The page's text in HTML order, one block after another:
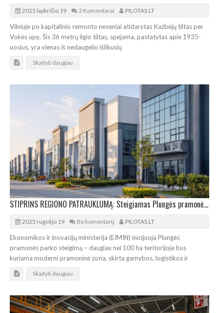
2025 lapkričio 19 2 Komentarai PILOTAS.LT
Vilniuje po kapitalinio remonto neseniai atidarytas Kazbėjų tiltas per
Vokės upę. Šis 36 metrų ilgio tiltas, spėjama, pastatytas apie 1935-
uosius, yra vienas iš nedaugelio išlikusių
Skaityti daugiau
STIPRINS REGIONO PATRAUKLUMĄ: Steigiamas Plungės pramonės parkas
2025 rugsėjo 19 Be komentarų PILOTAS.LT
Ekonomikos ir inovacijų ministerija (EIMIN) inicijuoja Plungės
pramonės parko steigimą – daugiau nei 100 ha teritorijoje bus
kuriama moderni pramoninė zona, skirta gamybos, logistikos ir
Skaityti daugiau